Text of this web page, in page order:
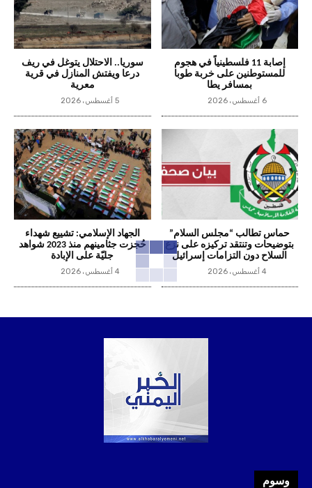
إصابة 11 فلسطينياً في هجوم
للمستوطنين على خربة طوبا
بمسافر يطا
6 أغسطس، 2026
سوريا.. الاحتلال يتوغل في ريف
درعا ويفتش المنازل في قرية
معرية
5 أغسطس، 2026
حماس تطالب “مجلس السلام”
بتوضيحات وتنتقد تركيزه على نزع
السلاح دون التزامات إسرائيل
4 أغسطس، 2026
الجهاد الإسلامي: تشييع شهداء
حُجزت جثامينهم منذ 2023 شواهد
جليّة على الإبادة
4 أغسطس، 2026
وسوم